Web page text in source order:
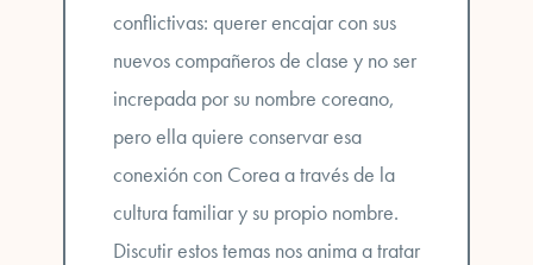
conflictivas: querer encajar con sus
nuevos compañeros de clase y no ser
increpada por su nombre coreano,
pero ella quiere conservar esa
conexión con Corea a través de la
cultura familiar y su propio nombre.
Discutir estos temas nos anima a tratar